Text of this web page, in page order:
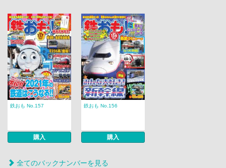
鉄おも No.157
購入
鉄おも No.156
購入
全てのバックナンバーを見る